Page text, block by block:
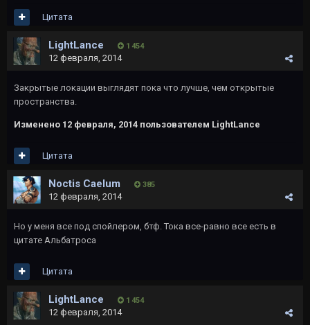
Цитата
LightLance 1 454
12 февраля, 2014
Закрытые локации выглядят пока что лучше, чем открытые
пространства.
Изменено 12 февраля, 2014 пользователем LightLance
Цитата
Noctis Caelum 385
12 февраля, 2014
Но у меня все под спойлером, бтф. Тока все-равно все есть в
цитате Альбатроса
Цитата
LightLance 1 454
12 февраля, 2014